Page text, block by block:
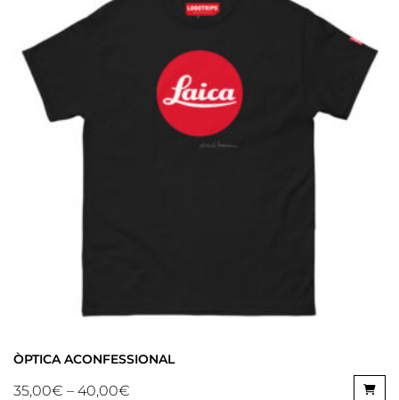
ÒPTICA ACONFESSIONAL
35,00€ – 40,00€